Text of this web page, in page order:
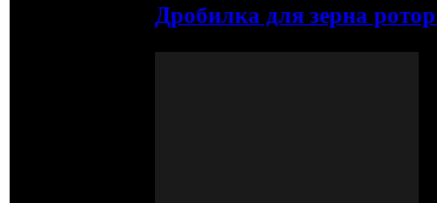
Дробилка для зерна